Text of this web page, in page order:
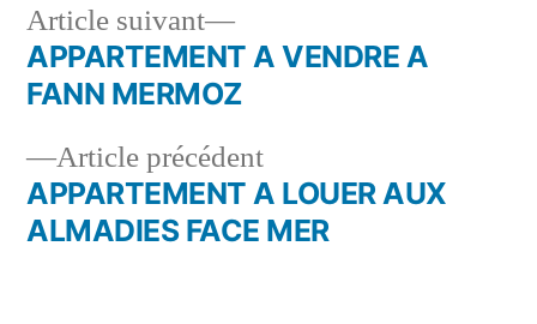
Navigation
l’article
Article précédentArticle
précédent :
APPARTEMENT A LOUER AUX
ALMADIES FACE MER
Article suivant
Article
suivant :
APPARTEMENT A VENDRE A
FANN MERMOZ